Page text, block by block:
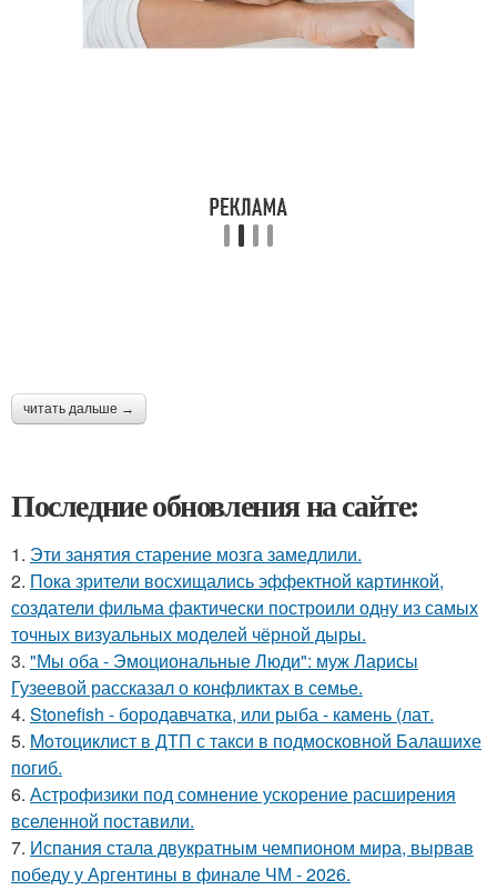
читать дальше →
Последние обновления на сайте:
1. Эти занятия старение мозга замедлили.
2. Пока зрители восхищались эффектной картинкой,
создатели фильма фактически построили одну из самых
точных визуальных моделей чёрной дыры.
3. "Мы оба - Эмоциональные Люди": муж Ларисы
Гузеевой рассказал о конфликтах в семье.
4. Stonefish - бородавчатка, или рыба - камень (лат.
5. Moтоциклист в ДТП с такси в подмосковной Балашихе
погиб.
6. Астрофизики под сомнение ускорение расширения
вселенной поставили.
7. Испания стала двукратным чемпионом мира, вырвав
победу у Аргентины в финале ЧМ - 2026.